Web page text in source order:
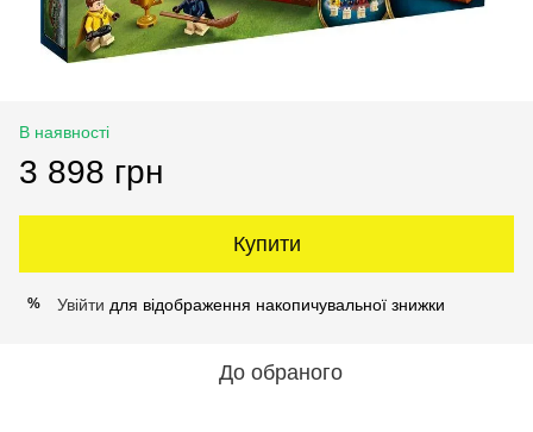
В наявності
3 898 грн
Купити
% Увійти для відображення накопичувальної знижки
До обраного